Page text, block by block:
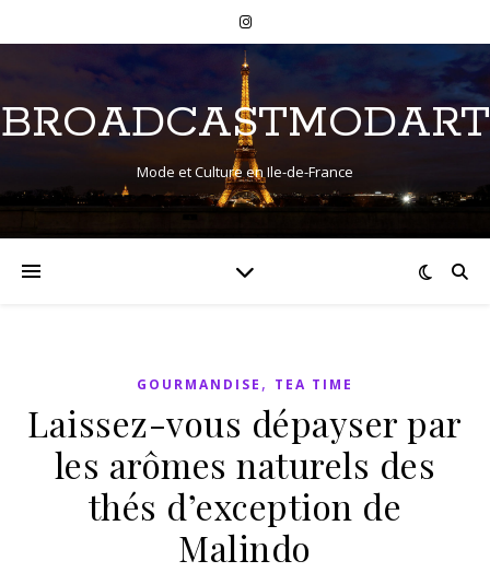
BROADCASTMODART
Mode et Culture en Ile-de-France
GOURMANDISE , TEA TIME
Laissez-vous dépayser par
les arômes naturels des
thés d’exception de
Malindo